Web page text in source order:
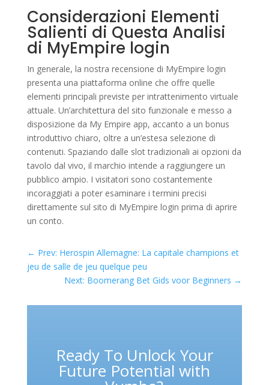
Considerazioni Elementi
Salienti di Questa Analisi
di MyEmpire login
In generale, la nostra recensione di MyEmpire login
presenta una piattaforma online che offre quelle
elementi principali previste per intrattenimento virtuale
attuale. Un’architettura del sito funzionale e messo a
disposizione da My Empire app, accanto a un bonus
introduttivo chiaro, oltre a un’estesa selezione di
contenuti. Spaziando dalle slot tradizionali ai opzioni da
tavolo dal vivo, il marchio intende a raggiungere un
pubblico ampio. I visitatori sono costantemente
incoraggiati a poter esaminare i termini precisi
direttamente sul sito di MyEmpire login prima di aprire
un conto.
← Prev: Herospin Allemagne: La capitale champions et
jeu de salle de jeu quelque peu
Next: Boomerang Bet Gids voor Beginners →
Ready To Unlock Your
Future Potential with